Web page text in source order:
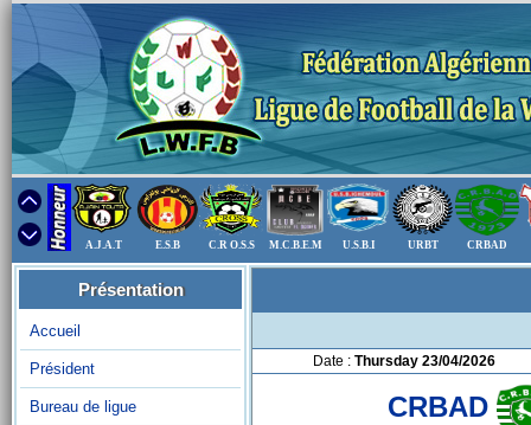
A.J.A.T E.S.B C.R O.S.S M.C.B.E.M U.S.B.I URBT CRBAD
Présentation
Accueil
Président
Bureau de ligue
Date : Thursday 23/04/2026
CRBAD